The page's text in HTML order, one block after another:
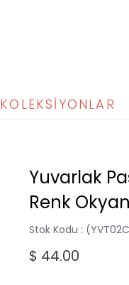
KOLEKSIYONLAR
Yuvarlak
Renk
Stok Kodu
$ 44.00